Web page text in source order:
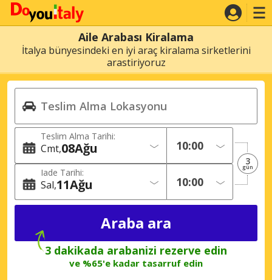
Aile Arabası Kiralama
İtalya bünyesindeki en iyi araç kiralama sirketlerini
arastiriyoruz
Teslim Alma Tarihi:
Cmt 08Ağu
Iade Tarihi:
Sal 11Ağu
3
gün
3 dakikada arabanizi rezerve edin
ve %65'e kadar tasarruf edin